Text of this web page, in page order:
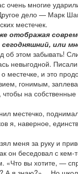
многие
дело — Марк
местечек.
отображая
или
этом забывать!
невыгодной.
местечке, и это
гонимым,
на собственные
местечко,
я, наверное,
меня за руку и
он беседовал с кем-
«Что вы хотите, —